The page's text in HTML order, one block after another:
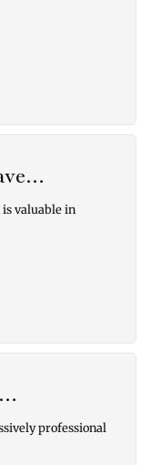
valuable in
professional